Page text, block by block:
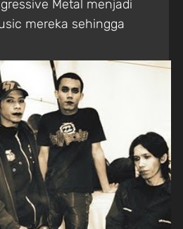
Metal menjadi
mereka sehingga